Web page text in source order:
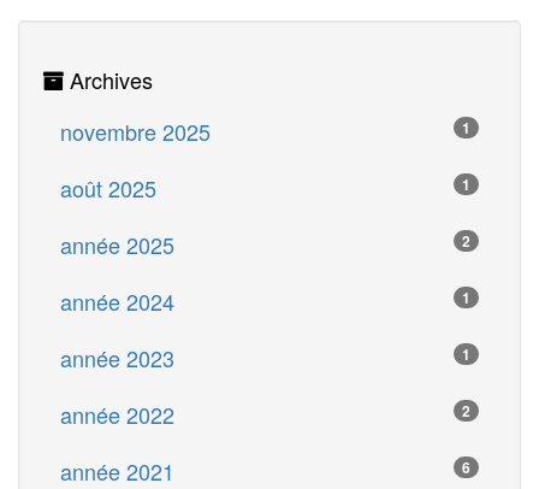
Archives
1
novembre 2025
1
août 2025
2
année 2025
1
année 2024
1
année 2023
2
année 2022
6
année 2021